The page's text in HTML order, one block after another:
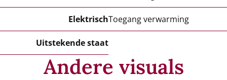
ElektrischToegang verwarming
Uitstekende staat
Andere visuals